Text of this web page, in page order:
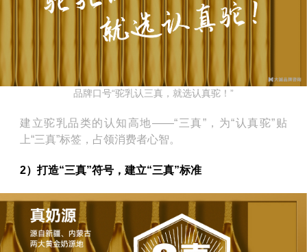
品牌口号“驼乳认三真，就选认真驼！”
建立驼乳品类的认知高地——“三真”，为“认真驼”贴
上“三真”标签，占领消费者心智。
2）打造“三真”符号，建立“三真”标准